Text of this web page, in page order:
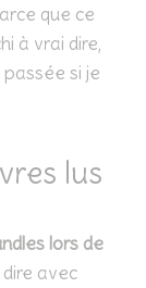
que ce
à vrai dire,
passée si je
lus
lors de
avec